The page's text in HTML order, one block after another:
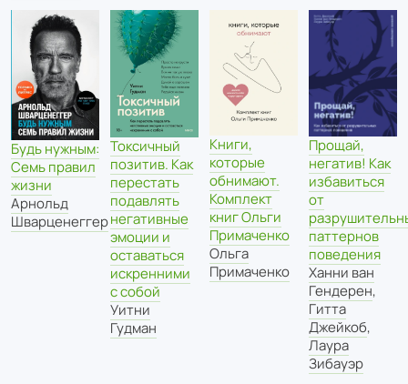
Будь нужным:
Семь правил
жизни
Арнольд
Шварценеггер
Токсичный
позитив. Как
перестать
подавлять
негативные
эмоции и
оставаться
искренними
с собой
Уитни
Гудман
Книги,
которые
обнимают.
Комплект
книг Ольги
Примаченко
Ольга
Примаченко
Прощай,
негатив! Как
избавиться
от
паттернов
поведения
Ханни ван
Гендерен,
Гитта
Джейкоб,
Лаура
Зибауэр